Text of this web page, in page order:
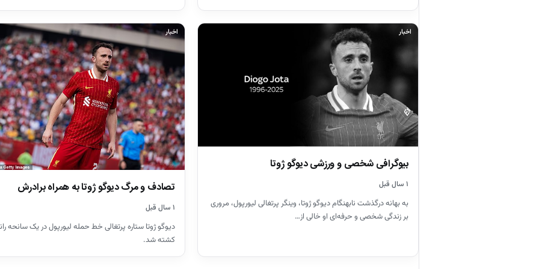
اخبار
بیوگرافی شخصی و ورزشی دیوگو ژوتا
۱ سال قبل
به بهانه درگذشت نابهنگام دیوگو ژوتا، وینگر پرتغالی لیورپول، مروری
بر زندگی شخصی و حرفه‌ای او خالی از…
اخبار
تصادف و مرگ دیوگو ژوتا به همراه برادرش
۱ سال قبل
دیوگو ژوتا ستاره پرتغالی خط حمله لیورپول در یک سانحه
کشته شد.